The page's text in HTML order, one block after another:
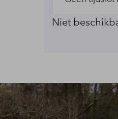
Niet